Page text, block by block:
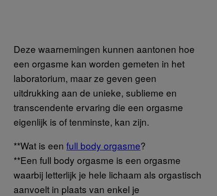
Deze waarnemingen kunnen aantonen hoe
een orgasme kan worden gemeten in het
laboratorium, maar ze geven geen
uitdrukking aan de unieke, sublieme en
transcendente ervaring die een orgasme
eigenlijk is of tenminste, kan zijn.
**Wat is een full body orgasme?
**Een full body orgasme is een orgasme
waarbij letterlijk je hele lichaam als orgastisch
aanvoelt in plaats van enkel je